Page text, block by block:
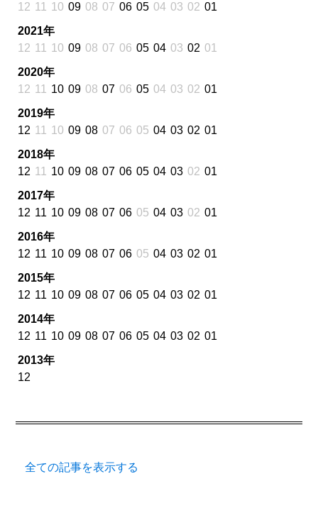
12 11 10 09 08 07 06 05 04 03 02 01
2021年
12 11 10 09 08 07 06 05 04 03 02 01
2020年
12 11 10 09 08 07 06 05 04 03 02 01
2019年
12 11 10 09 08 07 06 05 04 03 02 01
2018年
12 11 10 09 08 07 06 05 04 03 02 01
2017年
12 11 10 09 08 07 06 05 04 03 02 01
2016年
12 11 10 09 08 07 06 05 04 03 02 01
2015年
12 11 10 09 08 07 06 05 04 03 02 01
2014年
12 11 10 09 08 07 06 05 04 03 02 01
2013年
12
全ての記事を表示する